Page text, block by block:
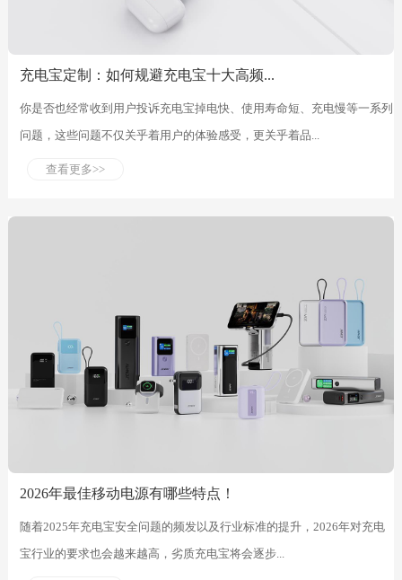
充电宝定制：如何规避充电宝十大高频...
你是否也经常收到用户投诉充电宝掉电快、使用寿命短、充电慢等一系列
问题，这些问题不仅关乎着用户的体验感受，更关乎着品...
查看更多>>
2026年最佳移动电源有哪些特点！
随着2025年充电宝安全问题的频发以及行业标准的提升，2026年对充电
宝行业的要求也会越来越高，劣质充电宝将会逐步...